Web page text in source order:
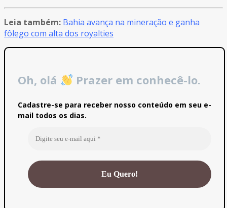
Leia também: Bahia avança na mineração e ganha
fôlego com alta dos royalties
Oh, olá Prazer em conhecê-lo.
Cadastre-se para receber nosso conteúdo em seu e-
mail todos os dias.